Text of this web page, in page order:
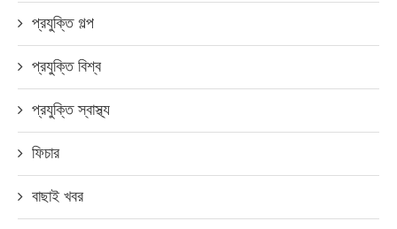
প্রযুক্তি গল্প
প্রযুক্তি বিশ্ব
প্রযুক্তি স্বাস্থ্য
ফিচার
বাছাই খবর